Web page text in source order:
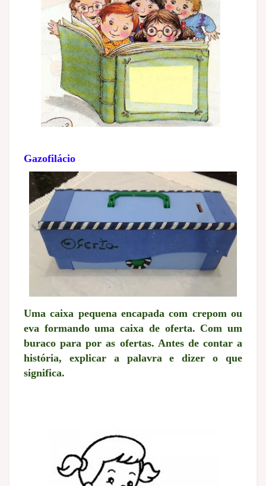
Gazofilácio
Uma caixa pequena encapada com crepom ou
eva formando uma caixa de oferta. Com um
buraco para por as ofertas. Antes de contar a
história, explicar a palavra e dizer o que
significa.